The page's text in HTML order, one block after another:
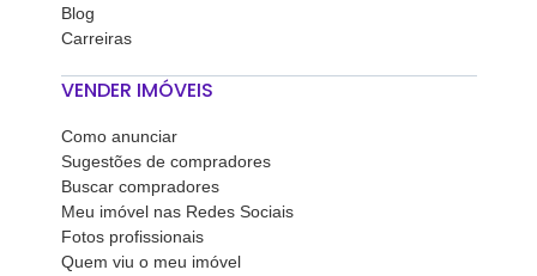
Blog
Carreiras
VENDER IMÓVEIS
Como anunciar
Sugestões de compradores
Buscar compradores
Meu imóvel nas Redes Sociais
Fotos profissionais
Quem viu o meu imóvel